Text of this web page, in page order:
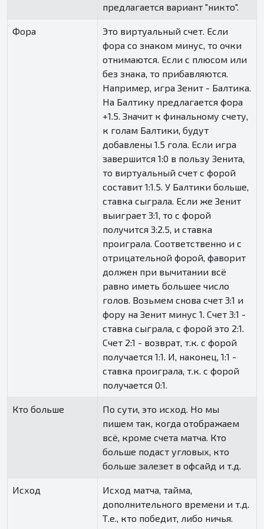
предлагается вариант "никто".
Фора
Это виртуальный счет. Если
фора со знаком минус, то очки
отнимаются. Если с плюсом или
без знака, то прибавляются.
Например, игра Зенит - Балтика.
На Балтику предлагается фора
+1.5. Значит к финальному счету,
к голам Балтики, будут
добавлены 1.5 гола. Если игра
завершится 1:0 в пользу Зенита,
то виртуальный счет с форой
составит 1:1.5. У Балтики больше,
ставка сыграла. Если же Зенит
выиграет 3:1, то с форой
получится 3:2.5, и ставка
проиграла. Соответственно и с
отрицательной форой, фаворит
должен при вычитании всё
равно иметь большее число
голов. Возьмем снова счет 3:1 и
фору на Зенит минус 1. Счет 3:1 -
ставка сыграла, с форой это 2:1.
Счет 2:1 - возврат, т.к. с форой
получается 1:1. И, наконец, 1:1 -
ставка проиграла, т.к. с форой
получается 0:1.
Кто больше
По сути, это исход. Но мы
пишем так, когда отображаем
всё, кроме счета матча. Кто
больше подаст угловых, кто
больше залезет в офсайд и т.д.
Исход
Исход матча, тайма,
дополнительного времени и т.д.
Т.е., кто победит, либо ничья.